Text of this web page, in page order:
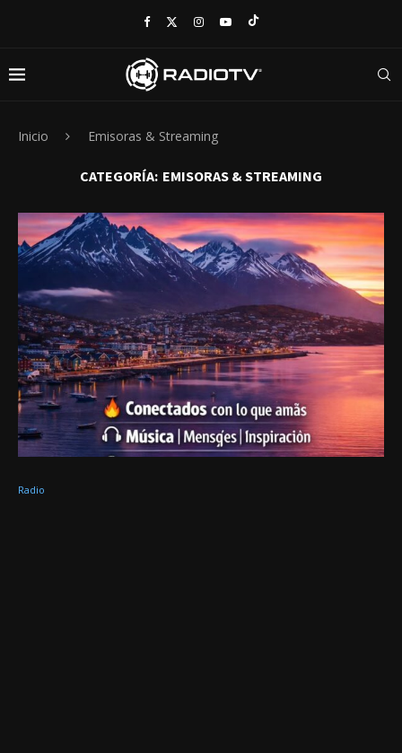
Inicio Emisoras & Streaming
CATEGORÍA: EMISORAS & STREAMING
Radio